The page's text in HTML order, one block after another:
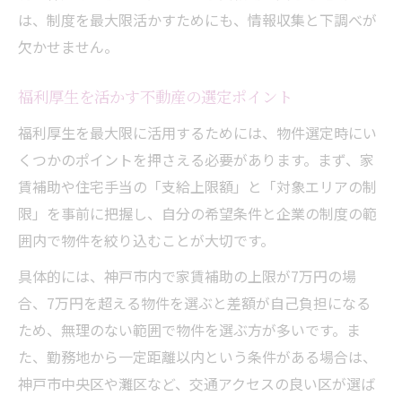
は、制度を最大限活かすためにも、情報収集と下調べが
欠かせません。
福利厚生を活かす不動産の選定ポイント
福利厚生を最大限に活用するためには、物件選定時にい
くつかのポイントを押さえる必要があります。まず、家
賃補助や住宅手当の「支給上限額」と「対象エリアの制
限」を事前に把握し、自分の希望条件と企業の制度の範
囲内で物件を絞り込むことが大切です。
具体的には、神戸市内で家賃補助の上限が7万円の場
合、7万円を超える物件を選ぶと差額が自己負担になる
ため、無理のない範囲で物件を選ぶ方が多いです。ま
た、勤務地から一定距離以内という条件がある場合は、
神戸市中央区や灘区など、交通アクセスの良い区が選ば